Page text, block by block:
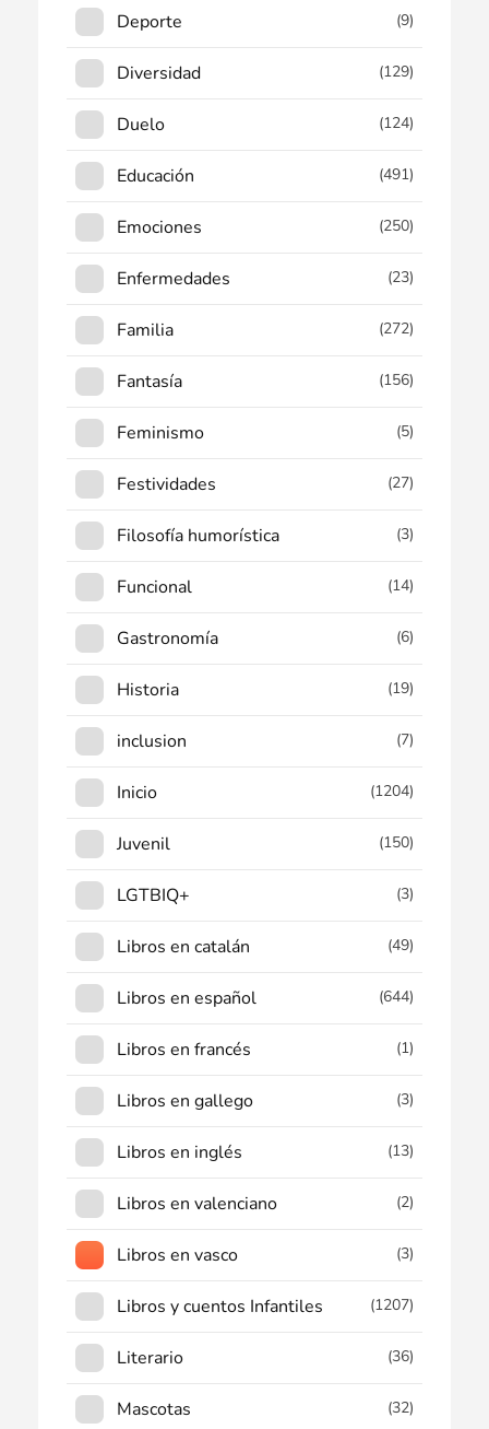
Deporte (9)
Diversidad (129)
Duelo (124)
Educación (491)
Emociones (250)
Enfermedades (23)
Familia (272)
Fantasía (156)
Feminismo (5)
Festividades (27)
Filosofía humorística (3)
Funcional (14)
Gastronomía (6)
Historia (19)
inclusion (7)
Inicio (1204)
Juvenil (150)
LGTBIQ+ (3)
Libros en catalán (49)
Libros en español (644)
Libros en francés (1)
Libros en gallego (3)
Libros en inglés (13)
Libros en valenciano (2)
Libros en vasco (3)
Libros y cuentos Infantiles (1207)
Literario (36)
Mascotas (32)